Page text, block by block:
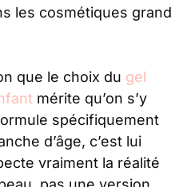
les cosmétiques grand
que le choix du gel
mérite qu’on s’y
spécifiquement
d’âge, c’est lui
vraiment la réalité